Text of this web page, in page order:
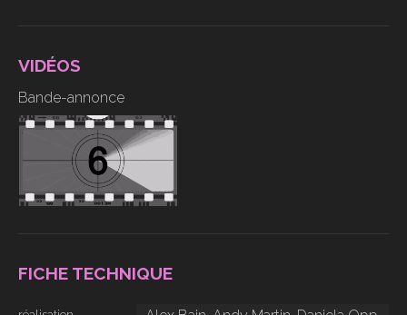
VIDÉOS
Bande-annonce
FICHE TECHNIQUE